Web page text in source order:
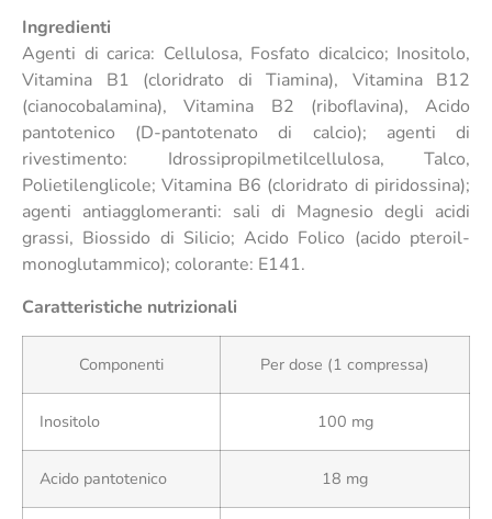
Ingredienti
Agenti di carica: Cellulosa, Fosfato dicalcico; Inositolo,
Vitamina B1 (cloridrato di Tiamina), Vitamina B12
(cianocobalamina), Vitamina B2 (riboflavina), Acido
pantotenico (D-pantotenato di calcio); agenti di
rivestimento: Idrossipropilmetilcellulosa, Talco,
Polietilenglicole; Vitamina B6 (cloridrato di piridossina);
agenti antiagglomeranti: sali di Magnesio degli acidi
grassi, Biossido di Silicio; Acido Folico (acido pteroil-
monoglutammico); colorante: E141.
Caratteristiche nutrizionali
Componenti Per dose (1 compressa)
Inositolo 100 mg
Acido pantotenico 18 mg